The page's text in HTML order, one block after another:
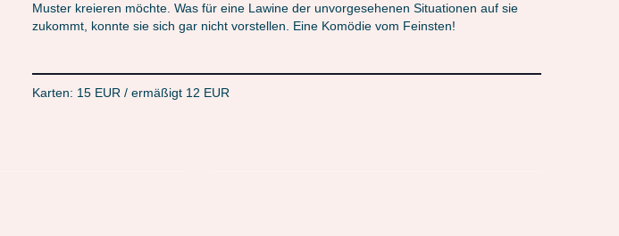
Muster kreieren möchte. Was für eine Lawine der unvorgesehenen Situationen auf sie
zukommt, konnte sie sich gar nicht vorstellen. Eine Komödie vom Feinsten!
Karten: 15 EUR / ermäßigt 12 EUR